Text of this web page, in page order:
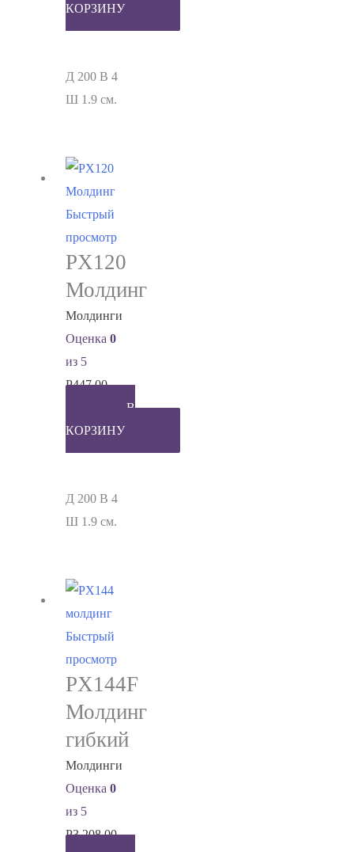
КОРЗИНУ
Д 200 В 4
Ш 1.9 см.
Быстрый
просмотр
PX120
Молдинг
Молдинги
Оценка 0
из 5
Р447.00
В
КОРЗИНУ
Д 200 В 4
Ш 1.9 см.
Быстрый
просмотр
PX144F
Молдинг
гибкий
Молдинги
Оценка 0
из 5
Р3,208.00